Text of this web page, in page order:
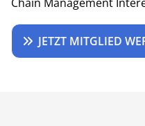
JETZT MITGLIED